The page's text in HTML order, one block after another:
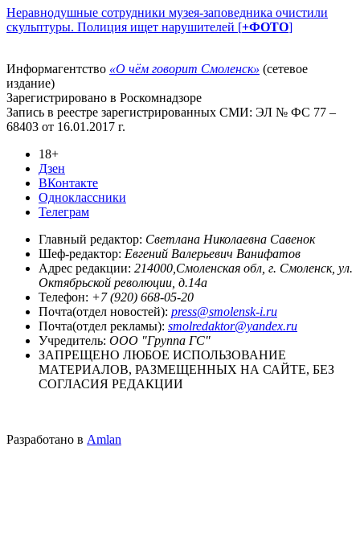
Неравнодушные сотрудники музея-заповедника очистили
скульптуры. Полиция ищет нарушителей [+ФОТО]
Информагентство «О чём говорит Смоленск» (сетевое
издание)
Зарегистрировано в Роскомнадзоре
Запись в реестре зарегистрированных СМИ: ЭЛ № ФС 77 –
68403 от 16.01.2017 г.
18+
Дзен
ВКонтакте
Одноклассники
Телеграм
Главный редактор: Светлана Николаевна Савенок
Шеф-редактор: Евгений Валерьевич Ванифатов
Адрес редакции: 214000,Смоленская обл, г. Смоленск, ул.
Октябрьской революции, д.14а
Телефон: +7 (920) 668-05-20
Почта(отдел новостей): press@smolensk-i.ru
Почта(отдел рекламы): smolredaktor@yandex.ru
Учредитель: ООО "Группа ГС"
ЗАПРЕЩЕНО ЛЮБОЕ ИСПОЛЬЗОВАНИЕ
МАТЕРИАЛОВ, РАЗМЕЩЕННЫХ НА САЙТЕ, БЕЗ
СОГЛАСИЯ РЕДАКЦИИ
Разработано в Amlan